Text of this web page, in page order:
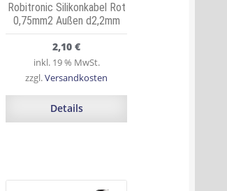
Robitronic Silikonkabel Rot
0,75mm2 Außen d2,2mm
2,10€
inkl. 19 % MwSt.
zzgl.Versandkosten
Details